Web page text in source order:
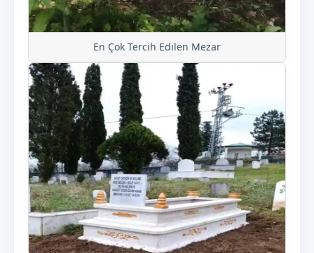
En Çok Tercih Edilen Mezar